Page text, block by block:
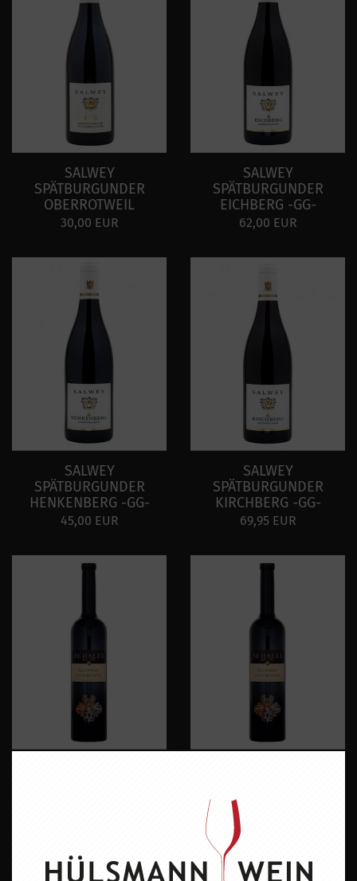
SALWEY
SPÄTBURGUNDER
OBERROTWEIL
30,00 EUR
SALWEY
SPÄTBURGUNDER
EICHBERG -GG-
62,00 EUR
SALWEY
SPÄTBURGUNDER
HENKENBERG -GG-
45,00 EUR
SALWEY
SPÄTBURGUNDER
KIRCHBERG -GG-
69,95 EUR